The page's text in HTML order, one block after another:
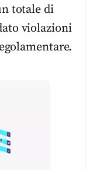
totale di
violazioni